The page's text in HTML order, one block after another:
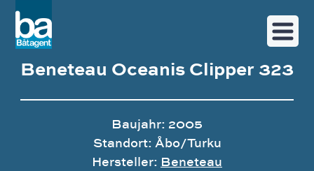
Beneteau Oceanis Clipper 323
Baujahr: 2005
Standort: Åbo/Turku
Hersteller: Beneteau